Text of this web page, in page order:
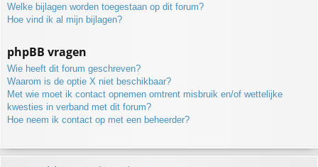
Welke bijlagen worden toegestaan op dit forum?
Hoe vind ik al mijn bijlagen?
phpBB vragen
Wie heeft dit forum geschreven?
Waarom is de optie X niet beschikbaar?
Met wie moet ik contact opnemen omtrent misbruik en/of wettelijke
kwesties in verband met dit forum?
Hoe neem ik contact op met een beheerder?